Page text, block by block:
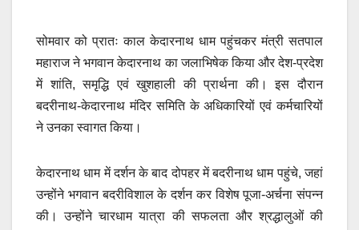
सोमवार को प्रातः काल केदारनाथ धाम पहुंचकर मंत्री सतपाल
महाराज ने भगवान केदारनाथ का जलाभिषेक किया और देश-प्रदेश
में शांति, समृद्धि एवं खुशहाली की प्रार्थना की। इस दौरान
बदरीनाथ-केदारनाथ मंदिर समिति के अधिकारियों एवं कर्मचारियों
ने उनका स्वागत किया।
केदारनाथ धाम में दर्शन के बाद दोपहर में बदरीनाथ धाम पहुंचे, जहां
उन्होंने भगवान बदरीविशाल के दर्शन कर विशेष पूजा-अर्चना संपन्न
की। उन्होंने चारधाम यात्रा की सफलता और श्रद्धालुओं की